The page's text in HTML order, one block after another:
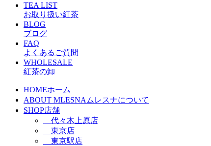
TEA LIST
お取り扱い紅茶
BLOG
ブログ
FAQ
よくあるご質問
WHOLESALE
紅茶の卸
HOMEホーム
ABOUT MLESNAムレスナについて
SHOP店舗
代々木上原店
東京店
東京駅店